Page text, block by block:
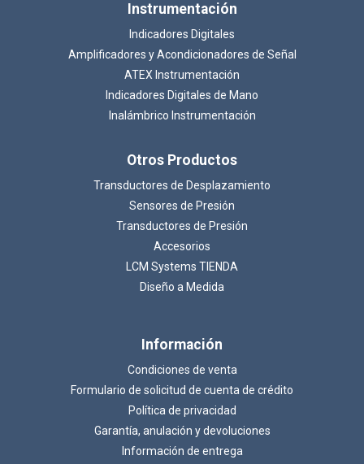
Instrumentación
Indicadores Digitales
Amplificadores y Acondicionadores de Señal
ATEX Instrumentación
Indicadores Digitales de Mano
Inalámbrico Instrumentación
Otros Productos
Transductores de Desplazamiento
Sensores de Presión
Transductores de Presión
Accesorios
LCM Systems TIENDA
Diseño a Medida
Información
Condiciones de venta
Formulario de solicitud de cuenta de crédito
Política de privacidad
Garantía, anulación y devoluciones
Información de entrega